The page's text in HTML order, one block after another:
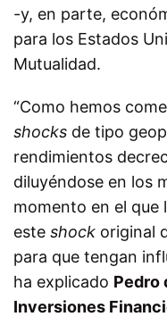
-y, en parte,
para los Estados
Mutualidad.
“Como hemos
shocks de tipo
rendimientos
diluyéndose en los
momento en el que
este shock original
para que tengan
ha explicado Pedro
Inversiones